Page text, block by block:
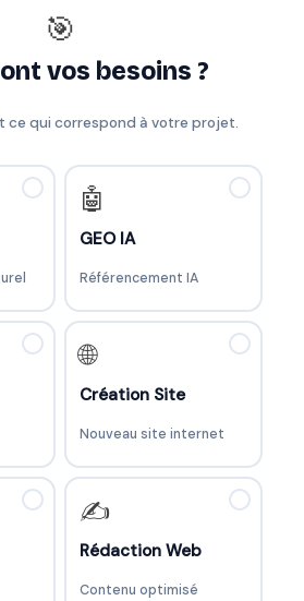
🎯
vos besoins ?
ce qui correspond à votre projet.
🤖
GEO IA
Référencement IA
🌐
Création Site
Nouveau site internet
✍️
Rédaction Web
Contenu optimisé